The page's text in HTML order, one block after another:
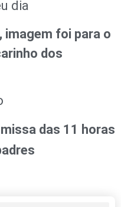
imagem foi para o
dos
das 11 horas